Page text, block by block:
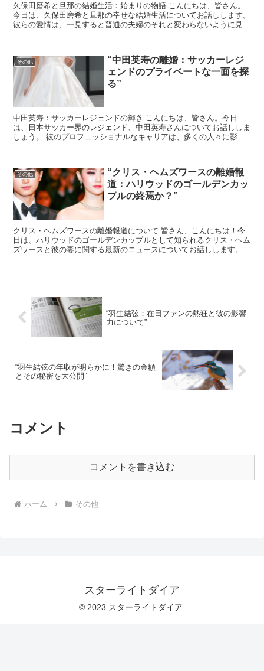
久保田磨希と旦那の結婚生活：始まりの物語 こんにちは、皆さん。
今日は、久保田磨希と旦那の幸せな結婚生活についてお話しします。
彼らの愛情は、一見すると普通の夫婦のそれと変わらないように見え
その他
“中田英寿の離婚：サッカーレジ
ェンドのプライベートな一面を探
る”
中田英寿：サッカーレジェンドの輝き こんにちは、皆さん。今日
は、日本サッカー界のレジェンド、中田英寿さんについてお話ししま
しょう。 彼のプロフェッショナルなキャリアは、多くの人々に影響
その他
“クリス・ヘムズワースの離婚報
道：ハリウッドのゴールデンカッ
プルの終焉か？”
クリス・ヘムズワースの離婚報道について 皆さん、こんにちは！今
日は、ハリウッドのゴールデンカップルとして知られるクリス・ヘム
ズワースと彼の妻に関する最新のニュースについてお話しします。
“羽生結弦：在日ファンの熱狂と彼の影響
力について”
“羽生結弦の年収が明らかに！驚きの金額
とその秘密を大公開”
コメント
コメントを書き込む
ホーム その他
スターライトダイア
© 2023 スターライトダイア.